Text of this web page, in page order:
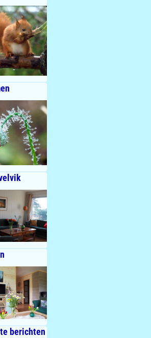
berichten